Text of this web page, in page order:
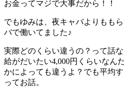
お金ってマジで大事だから！！
でもゆみは、夜キャバよりもも
バで働いてました♪
実際どのくらい違うの？って話
給がだいたい4,000円くらいなん
かによっても違うよ？でも平均
ってお話。